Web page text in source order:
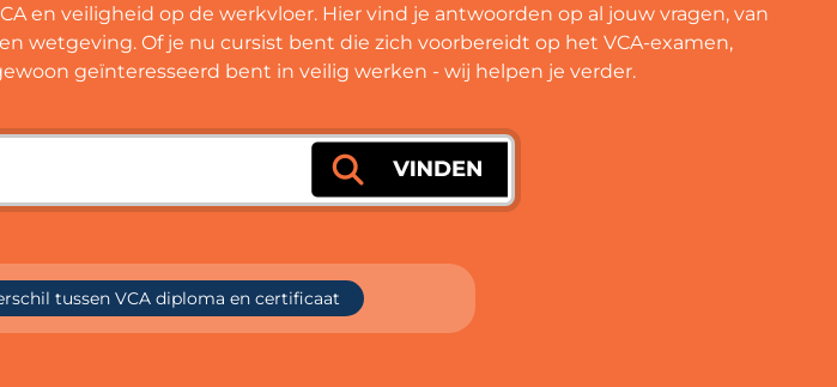
en veiligheid op de werkvloer. Hier vind je antwoorden op al jouw vragen, van
wetgeving. Of je nu cursist bent die zich voorbereidt op het VCA-examen,
geïnteresseerd bent in veilig werken - wij helpen je verder.
tussen VCA diploma en certificaat